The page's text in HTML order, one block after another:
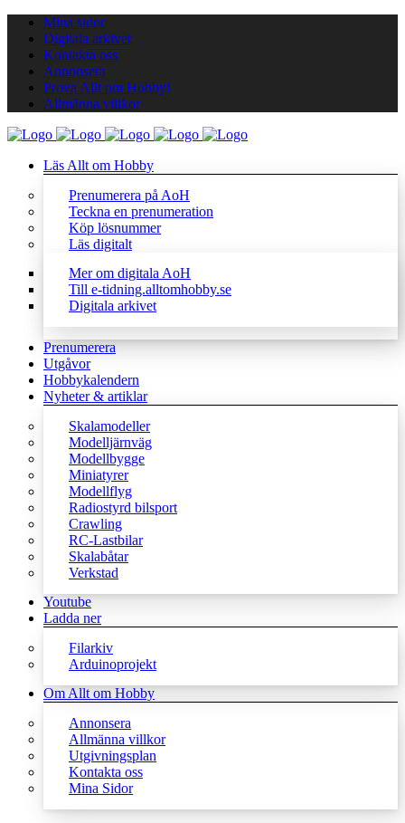
Mina sidor
Digitala arkivet
Kontakta oss
Annonsera
Prova Allt om Hobby!
Allmänna villkor
Läs Allt om Hobby
Prenumerera på AoH
Teckna en prenumeration
Köp lösnummer
Läs digitalt
Mer om digitala AoH
Till e-tidning.alltomhobby.se
Digitala arkivet
Prenumerera
Utgåvor
Hobbykalendern
Nyheter & artiklar
Skalamodeller
Modelljärnväg
Modellbygge
Miniatyrer
Modellflyg
Radiostyrd bilsport
Crawling
RC-Lastbilar
Skalabåtar
Verkstad
Youtube
Ladda ner
Filarkiv
Arduinoprojekt
Om Allt om Hobby
Annonsera
Allmänna villkor
Utgivningsplan
Kontakta oss
Mina Sidor